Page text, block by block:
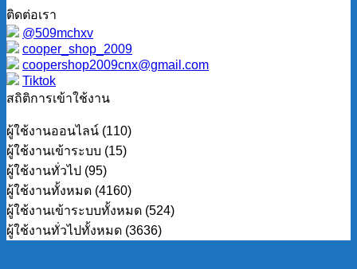
ติดต่อเรา
@509mchxv
cooper_shop_2009
coopershop2009cnx@gmail.com
Tiktok
สถิติการเข้าใช้งาน
ผู้ใช้งานออนไลน์ (110)
ผู้ใช้งานเข้าระบบ (15)
ผู้ใช้งานทั่วไป (95)
ผู้ใช้งานทั้งหมด (4160)
ผู้ใช้งานเข้าระบบทั้งหมด (524)
ผู้ใช้งานทั่วไปทั้งหมด (3636)